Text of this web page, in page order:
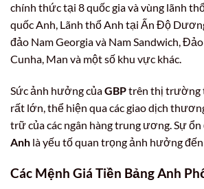
chính thức tại 8 quốc gia và vùng lãnh
quốc Anh, Lãnh thổ Anh tại Ấn Độ
đảo Nam Georgia và Nam Sandwich,
Cunha, Man và một số khu vực khác.
Sức ảnh hưởng củaGBPtrên thị trường
rất lớn, thể hiện qua các giao dịch
trữ của các ngân hàng trung ương. Sự ổn
Anh là yếu tố quan trọng ảnh hưởng
Các Mệnh Giá Tiền Bảng Anh